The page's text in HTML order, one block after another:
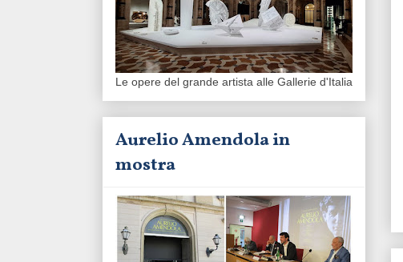
Le opere del grande artista alle Gallerie d'Italia
Aurelio Amendola in
mostra